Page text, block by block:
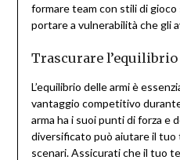
formare team con stili di
portare a vulnerabilità che gli
Trascurare
L’equilibrio delle armi è
vantaggio competitivo
arma ha i suoi punti di forza e
diversificato può aiutare il tuo
scenari. Assicurati che il tuo